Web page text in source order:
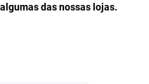
das nossas lojas.